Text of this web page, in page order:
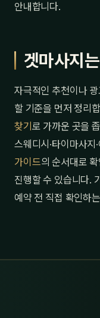
안내합니다.
겟마사지
자극적인 추천이나
할 기준을 먼저 정리
찾기 로 가까운 곳을
스웨디시·타이마사지
가이드의 순서대로
진행할 수 있습니다.
예약 전 직접 확인하